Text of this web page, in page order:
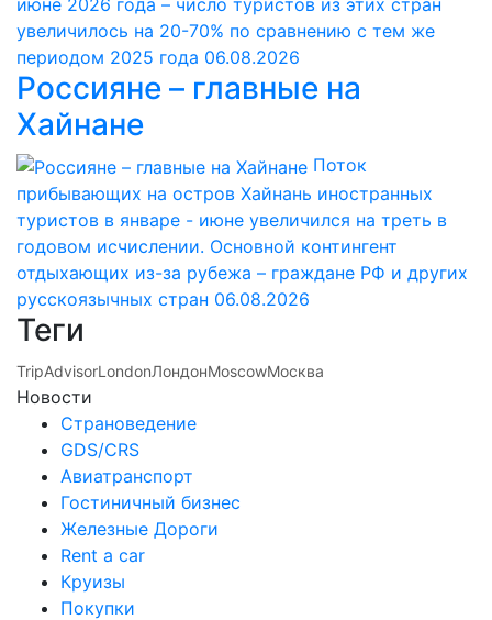
увеличилось на 20-70% по сравнению с тем же
периодом 2025 года 06.08.2026
Россияне – главные на
Хайнане
Поток
прибывающих на остров Хайнань иностранных
туристов в январе - июне увеличился на треть в
годовом исчислении. Основной контингент
отдыхающих из-за рубежа – граждане РФ и других
русскоязычных стран 06.08.2026
Теги
TripAdvisorLondonЛондонMoscowМосква
Новости
Страноведение
GDS/CRS
Авиатранспорт
Гостиничный бизнес
Железные Дороги
Rent a car
Круизы
Покупки